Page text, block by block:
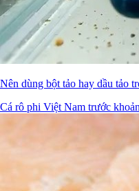
Nên dùng bột tảo hay dầu tảo
Cá rô phi Việt Nam trước